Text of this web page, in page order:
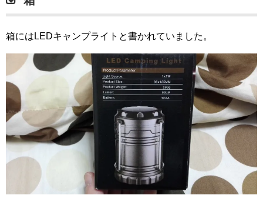
箱にはLEDキャンプライトと書かれていました。